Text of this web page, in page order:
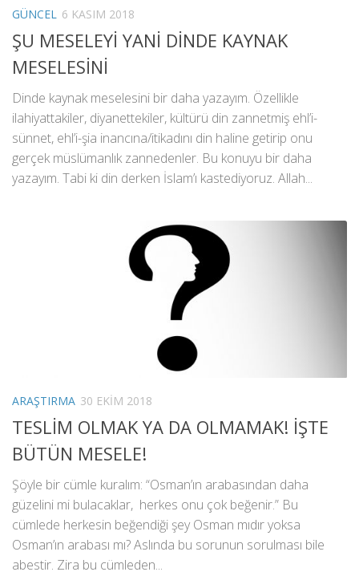
GÜNCEL 6 KASIM 2018
ŞU MESELEYİ YANİ DİNDE KAYNAK
MESELESİNİ
Dinde kaynak meselesini bir daha yazayım. Özellikle
ilahiyattakiler, diyanettekiler, kültürü din zannetmiş ehl’i-
sünnet, ehl’i-şia inancına/itikadını din haline getirip onu
gerçek müslümanlık zannedenler. Bu konuyu bir daha
yazayım. Tabi ki din derken İslam’ı kastediyoruz. Allah...
ARAŞTIRMA 30 EKIM 2018
TESLİM OLMAK YA DA OLMAMAK! İŞTE
BÜTÜN MESELE!
Şöyle bir cümle kuralım: “Osman’ın arabasından daha
güzelini mi bulacaklar, herkes onu çok beğenir.” Bu
cümlede herkesin beğendiği şey Osman mıdır yoksa
Osman’ın arabası mı? Aslında bu sorunun sorulması bile
abestir. Zira bu cümleden...